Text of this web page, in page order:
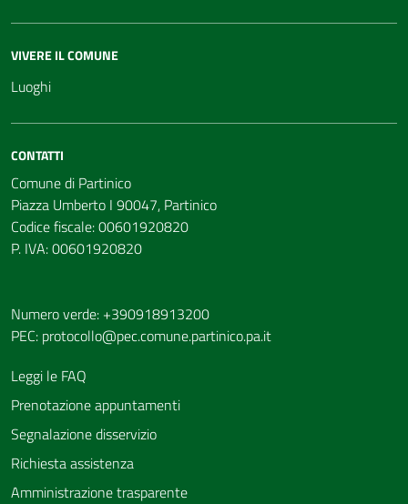
VIVERE IL COMUNE
Luoghi
CONTATTI
Comune di Partinico
Piazza Umberto I 90047, Partinico
Codice fiscale: 00601920820
P. IVA: 00601920820
Numero verde: +390918913200
PEC: protocollo@pec.comune.partinico.pa.it
Leggi le FAQ
Prenotazione appuntamenti
Segnalazione disservizio
Richiesta assistenza
Amministrazione trasparente